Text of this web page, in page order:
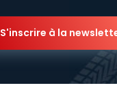
S'inscrire à la